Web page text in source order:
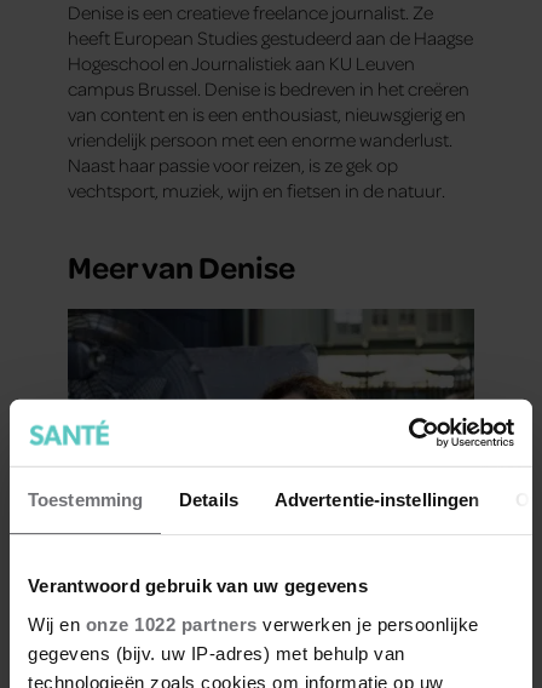
Toestemming Details Advertentie-instellingen
Verantwoord gebruik van uw gegevens
Wij en onze 1022 partners verwerken je persoonlijke
gegevens (bijv. uw IP-adres) met behulp van
technologieën zoals cookies om informatie op uw
Denise is een creatieve freelance journalist. Ze
heeft European Studies gestudeerd aan de Haagse
Hogeschool en Journalistiek aan KU Leuven
campus Brussel. Denise is bedreven in het creëren
van content en is een enthousiast, nieuwsgierig en
vriendelijk persoon met een enorme wanderlust.
Naast haar passie voor reizen, is ze gek op
vechtsport, muziek, wijn en fietsen in de natuur.
Meer van Denise
Airco aan of uit in de nacht?
Tips tegen warme nachten